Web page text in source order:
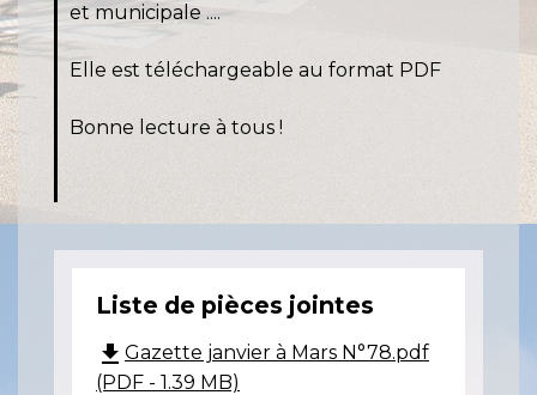
et municipale ....
Elle est téléchargeable au format PDF
Bonne lecture à tous !
Liste de pièces jointes
file_download Gazette janvier à Mars N°78.pdf
(PDF - 1.39 MB)